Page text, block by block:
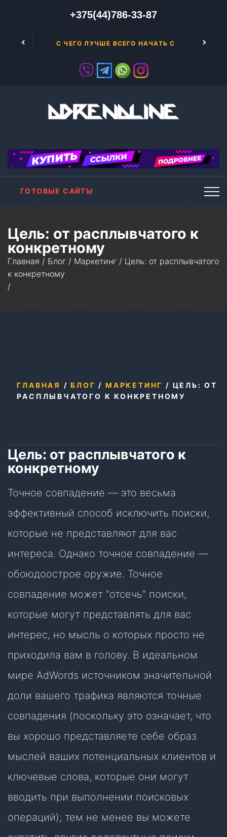
+375(44)786-33-87
Google AdSense является сетью
С ЧЕГО ЛУЧШЕ ВСЕГО НАЧАТЬ СВОЙ БИЗНЕС
ГОТОВЫЕ САЙТЫ
Цель: от расплывчатого к
конкретному
Главная / Блог / Маркетинг / Цель: от расплывчатого
к конкретному
/
ГЛАВНАЯ /БЛОГ /МАРКЕТИНГ / ЦЕЛЬ: ОТ
РАСПЛЫВЧАТОГО К КОНКРЕТНОМУ
Цель: от расплывчатого к
конкретному
Точное совпадение — это весьма
эффективный способ исключить поиски,
которые не представляют для вас
интереса. Однако точное совпадение —
обоюдоострое оружие. Точное
совпадение может “отсечь” поиски,
которые могут представлять для вас
интерес, но мысль о которых просто не
приходила вам в голову. В идеальном
мире AdWords источником значительной
доли вашего трафика являются точные
совпадения (поскольку это означает, что
вы хорошо представляете себе образ
мыслей ваших потенциальных клиентов и
ключевые слова, которые они могут
вводить при выполнении поисковых
операций); тем не менее вы можете